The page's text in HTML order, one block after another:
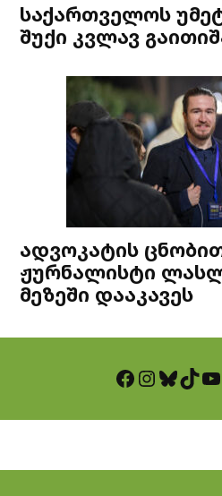
საქართველოს
შუქი კვლავ
ადვოკატის
ჟურნალისტი
მეზეში დააკავეს
Facebook InstagramBluesky TikTok YouTube